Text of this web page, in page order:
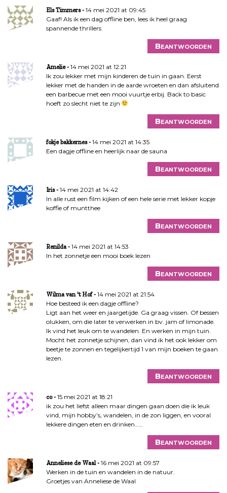
Els Timmers
14 mei 2021 at 09:45
Gaaf! Als ik een dag offline ben, lees ik heel graag
spannende thrillers
Beantwoorden
Amelie
14 mei 2021 at 12:21
Ik zou lekker met mijn kinderen de tuin in gaan. Eerst
lekker met de handen in de aarde wroeten en dan afsluitend
een barbecue met een mooi vuurtje erbij. Back to basic
hoeft zo slecht niet te zijn
Beantwoorden
fokje bakkernes
14 mei 2021 at 14:35
Een dagje offline en heerlijk naar de sauna
Beantwoorden
Iris
14 mei 2021 at 14:42
In alle rust een film kijken of een hele serie met lekker kopje
koffie of muntthee
Beantwoorden
Renilda
14 mei 2021 at 14:53
In het zonnetje een mooi boek lezen
Beantwoorden
Wilma van 't Hof
14 mei 2021 at 21:54
Hoe besteed ik een dagje offline?
Ligt aan het weer en jaargetijde. Ga graag vissen. Of bessen
olukken, om die later te verwerken in bv. jam of limonade.
Ik vind het leuk om te wandelen. En werken in mijn tuin.
Mocht het zonnetje schijnen, dan vind ik het ook lekker om
beetje te zonnen en tegelijkertijd 1 van mijn boeken te gaan
lezen.
Beantwoorden
co
15 mei 2021 at 18:21
ik zou het liefst alleen maar dingen gaan doen die ik leuk
vind, mijn hobby’s, wandelen, in de zon liggen, en vooral
lekkere dingen eten en drinken……
Beantwoorden
Anneliese de Waal
16 mei 2021 at 09:57
Werken in de tuin en wandelen in de natuur.
Groetjes van Anneliese de Waal